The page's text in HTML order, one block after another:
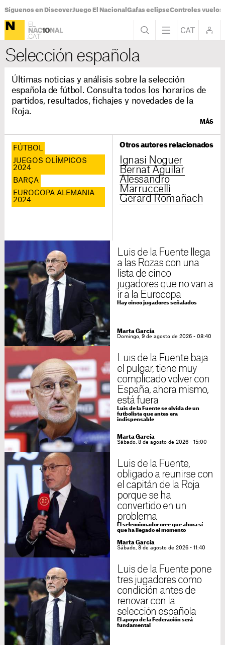
Síguenos en DiscoverJuego El Nacional Gafas eclipseControles vuelos
Selección española
Últimas noticias y análisis sobre la selección
española de fútbol. Consulta todos los horarios de
partidos, resultados, fichajes y novedades de la
Roja.
MÁS
FÚTBOL
JUEGOS OLÍMPICOS
2024
BARÇA
EUROCOPA ALEMANIA
2024
Otros autores relacionados
Ignasi Noguer
Bernat Aguilar
Alessandro
Marruccelli
Gerard Romañach
Luis de la Fuente llega
a las Rozas con una
lista de cinco
jugadores que no van a
ir a la Eurocopa
Hay cinco jugadores señalados
Marta García
Domingo, 9 de agosto de 2026 - 08:40
Luis de la Fuente baja
el pulgar, tiene muy
complicado volver con
España, ahora mismo,
está fuera
Luis de la Fuente se olvida de un
futbolista que antes era
indispensable
Marta García
Sábado, 8 de agosto de 2026 - 15:00
Luis de la Fuente,
obligado a reunirse con
el capitán de la Roja
porque se ha
convertido en un
problema
El seleccionador cree que ahora sí
que ha llegado el momento
Marta García
Sábado, 8 de agosto de 2026 - 11:40
Luis de la Fuente pone
tres jugadores como
condición antes de
renovar con la
selección española
El apoyo de la Federación será
fundamental